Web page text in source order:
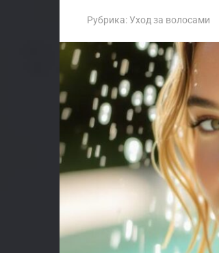
Рубрика:Уход за волосами